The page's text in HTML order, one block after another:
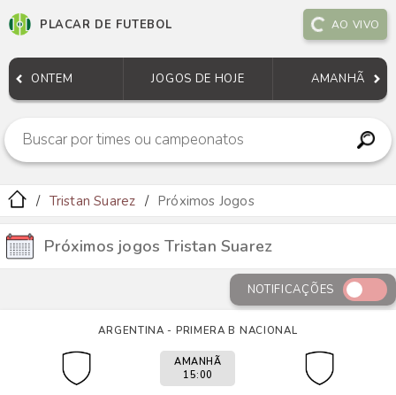
PLACAR DE FUTEBOL AO VIVO
ONTEM JOGOS DE HOJE AMANHÃ
Tristan Suarez Próximos Jogos
Próximos jogos Tristan Suarez
NOTIFICAÇÕES
ARGENTINA - PRIMERA B NACIONAL
AMANHÃ
15:00